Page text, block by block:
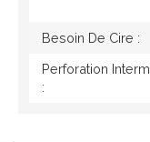
Besoin De Cire :
Perforation
: